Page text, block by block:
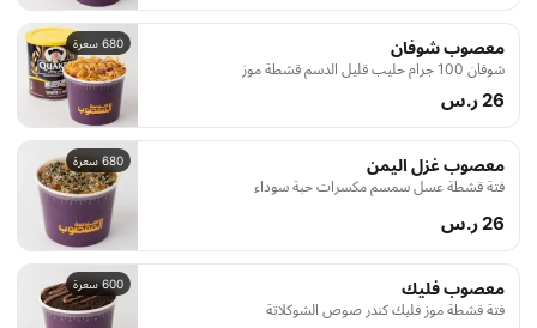
680 سعرة معصوب شوفان
شوفان 100 جرام حليب قليل الدسم قشطة موز
26 ر.س
680 سعرة معصوب غزل اليمن
فتة قشطة عسل سمسم مكسرات حبة سوداء
26 ر.س
600 سعرة معصوب فليك
فتة قشطة موز فليك كندر صوص الشوكلاتة